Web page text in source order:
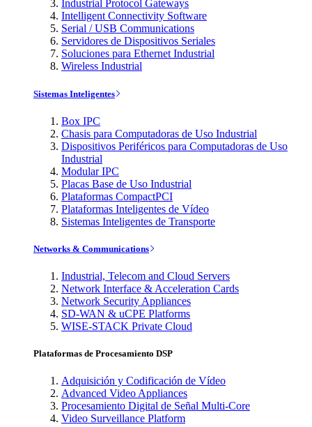
Industrial Protocol Gateways
Intelligent Connectivity Software
Serial / USB Communications
Servidores de Dispositivos Seriales
Soluciones para Ethernet Industrial
Wireless Industrial
Sistemas Inteligentes
Box IPC
Chasis para Computadoras de Uso Industrial
Dispositivos Periféricos para Computadoras de Uso
Industrial
Modular IPC
Placas Base de Uso Industrial
Plataformas CompactPCI
Plataformas Inteligentes de Vídeo
Sistemas Inteligentes de Transporte
Networks & Communications
Industrial, Telecom and Cloud Servers
Network Interface & Acceleration Cards
Network Security Appliances
SD-WAN & uCPE Platforms
WISE-STACK Private Cloud
Plataformas de Procesamiento DSP
Adquisición y Codificación de Vídeo
Advanced Video Appliances
Procesamiento Digital de Señal Multi-Core
Video Surveillance Platform